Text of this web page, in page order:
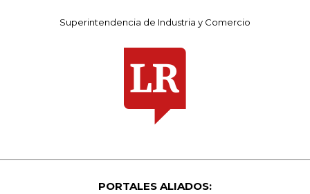
Superintendencia de Industria y Comercio
PORTALES ALIADOS: